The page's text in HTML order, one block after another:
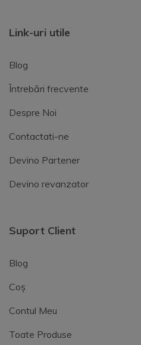
Link-uri utile
Blog
Întrebări frecvente
Despre Noi
Contactati-ne
Devino Partener
Devino revanzator
Suport Client
Blog
Coș
Contul Meu
Toate Produse